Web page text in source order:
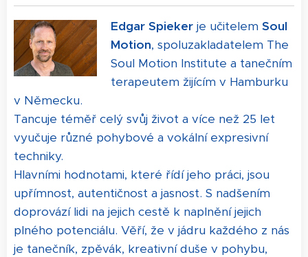
Edgar Spieker je učitelemSoul
Motion, spoluzakladatelem The
Soul Motion Institute a tanečním
terapeutem žijícím v Hamburku
v Německu.
Tancuje téměř celý svůj život a více než 25 let
vyučuje různé pohybové a vokální expresivní
techniky.
Hlavními hodnotami, které řídí jeho práci, jsou
upřímnost, autentičnost a jasnost. S nadšením
doprovází lidi na jejich cestě k naplnění jejich
plného potenciálu. Věří, že v jádru každého z nás
je tanečník, zpěvák, kreativní duše v pohybu,